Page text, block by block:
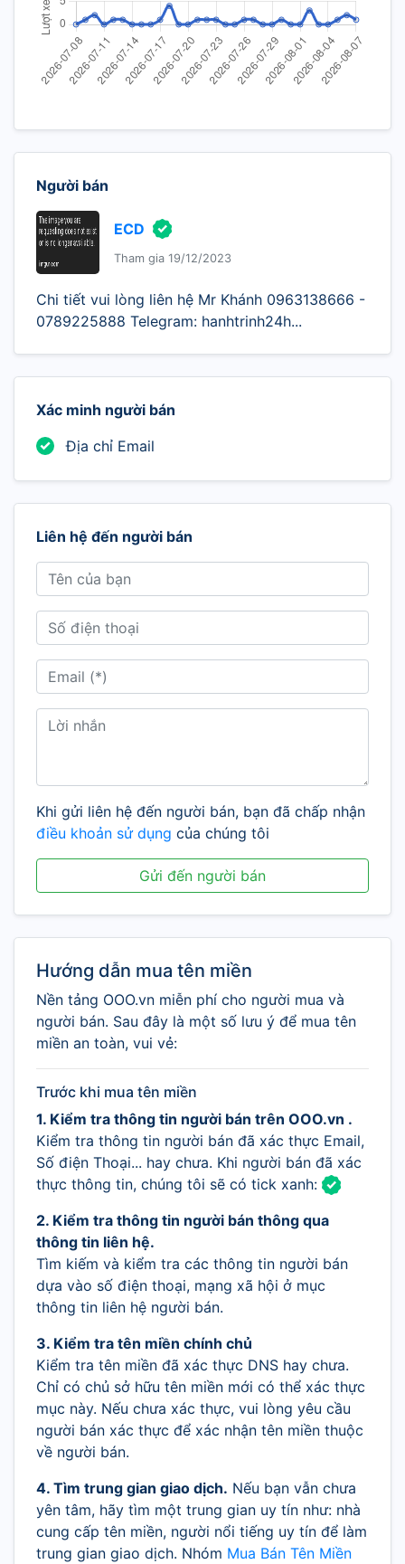
Người bán
ECD
Tham gia 19/12/2023
Chi tiết vui lòng liên hệ Mr Khánh 0963138666 -
0789225888 Telegram: hanhtrinh24h...
Xác minh người bán
Địa chỉ Email
Liên hệ đến người bán
Khi gửi liên hệ đến người bán, bạn đã chấp nhận
điều khoản sử dụng của chúng tôi
Gửi đến người bán
Hướng dẫn mua tên miền
Nền tảng OOO.vn miễn phí cho người mua và
người bán. Sau đây là một số lưu ý để mua tên
miền an toàn, vui vẻ:
Trước khi mua tên miền
1. Kiểm tra thông tin người bán trên OOO.vn .
Kiểm tra thông tin người bán đã xác thực Email,
Số điện Thoại... hay chưa. Khi người bán đã xác
thực thông tin, chúng tôi sẽ có tick xanh:
2. Kiểm tra thông tin người bán thông qua
thông tin liên hệ.
Tìm kiếm và kiểm tra các thông tin người bán
dựa vào số điện thoại, mạng xã hội ở mục
thông tin liên hệ người bán.
3. Kiểm tra tên miền chính chủ
Kiểm tra tên miền đã xác thực DNS hay chưa.
Chỉ có chủ sở hữu tên miền mới có thể xác thực
mục này. Nếu chưa xác thực, vui lòng yêu cầu
người bán xác thực để xác nhận tên miền thuộc
về người bán.
4. Tìm trung gian giao dịch. Nếu bạn vẫn chưa
yên tâm, hãy tìm một trung gian uy tín như: nhà
cung cấp tên miền, người nổi tiếng uy tín để làm
trung gian giao dịch. Nhóm Mua Bán Tên Miền